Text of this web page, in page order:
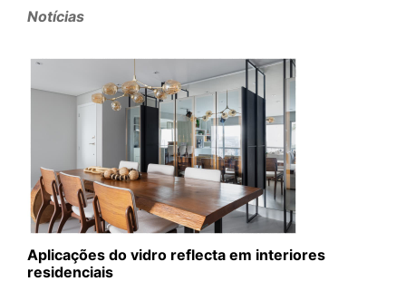
Notícias
Aplicações do vidro reflecta em interiores
residenciais